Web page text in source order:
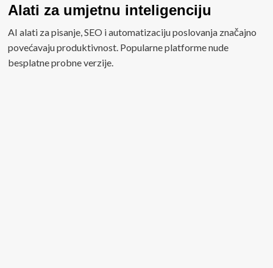
Alati za umjetnu inteligenciju
AI alati za pisanje, SEO i automatizaciju poslovanja značajno
povećavaju produktivnost. Popularne platforme nude
besplatne probne verzije.